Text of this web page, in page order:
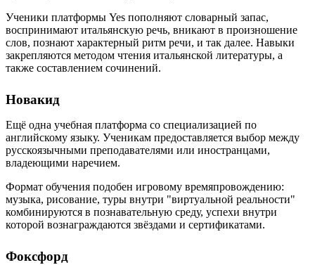
Ученики платформы Yes пополняют словарный запас,
воспринимают итальянскую речь, вникают в произношение
слов, познают характерный ритм речи, и так далее. Навыки
закрепляются методом чтения итальянской литературы, а
также составлением сочинений.
Новакид
Ещё одна учебная платформа со специализацией по
английскому языку. Ученикам предоставляется выбор между
русскоязычными преподавателями или иностранцами,
владеющими наречием.
Формат обучения подобен игровому времяпровождению:
музыка, рисование, туры внутри "виртуальной реальности"
комбинируются в познавательную среду, успехи внутри
которой вознаграждаются звёздами и сертификатами.
Фоксфорд